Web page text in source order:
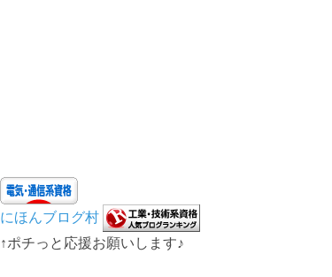
にほんブログ村
↑ポチっと応援お願いします♪